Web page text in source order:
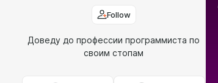
Follow
Доведу до профессии программиста по
своим стопам